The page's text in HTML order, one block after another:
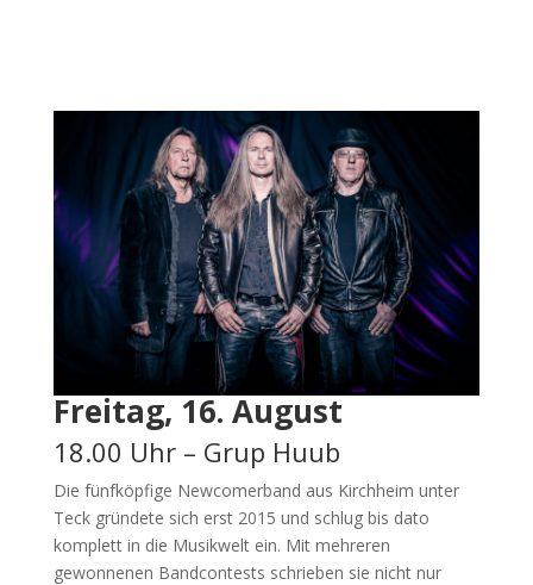
Freitag, 16. August
18.00 Uhr – Grup Huub
Die fünfköpfige Newcomerband aus Kirchheim unter
Teck gründete sich erst 2015 und schlug bis dato
komplett in die Musikwelt ein. Mit mehreren
gewonnenen Bandcontests schrieben sie nicht nur